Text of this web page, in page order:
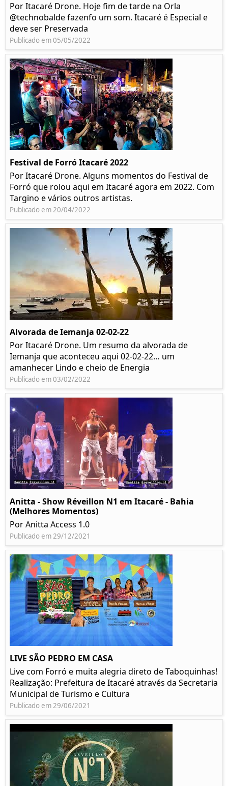
Por Itacaré Drone. Hoje fim de tarde na Orla
@technobalde fazenfo um som. Itacaré é Especial e
deve ser Preservada
Publicado em 05/05/2022
Festival de Forró Itacaré 2022
Por Itacaré Drone. Alguns momentos do Festival de
Forró que rolou aqui em Itacaré agora em 2022. Com
Targino e vários outros artistas.
Publicado em 20/04/2022
Alvorada de Iemanja 02-02-22
Por Itacaré Drone. Um resumo da alvorada de
Iemanja que aconteceu aqui 02-02-22… um
amanhecer Lindo e cheio de Energia
Publicado em 03/02/2022
Anitta - Show Réveillon N1 em Itacaré - Bahia
(Melhores Momentos)
Por Anitta Access 1.0
Publicado em 29/12/2021
LIVE SÃO PEDRO EM CASA
Live com Forró e muita alegria direto de Taboquinhas!
Realização: Prefeitura de Itacaré através da Secretaria
Municipal de Turismo e Cultura
Publicado em 29/06/2021